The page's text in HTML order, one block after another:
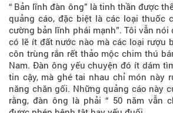
“ Bản lĩnh đàn ông” là tinh thần được
quảng cáo, đặc biệt là các loại thuốc
cường bản lĩnh phái mạnh”. Tôi vẫn
có lẽ ít đất nước nào mà các loại rượu
côn trùng rắn rết thảo mộc chim thú
Nam. Đàn ông yếu chuyện đó ít dám
tin cậy, mà ghé tai nhau chỉ món này
năng chăn gối. Những quảng cáo này
rằng, đàn ông là phải “ 50 năm vẫn